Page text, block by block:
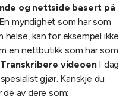
og nettside basert på
myndighet som har som
kan for eksempel ikke
en nettbutikk som har som
Transkribere videoenI dag
gjør. Kanskje du
av dere som: